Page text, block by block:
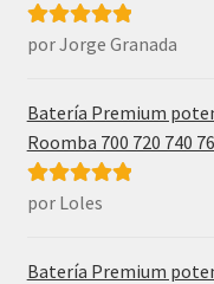
Valorado con
por Jorge Granada
Batería Premium
Roomba 700 720 740
Valorado con
por Loles
Batería Premium